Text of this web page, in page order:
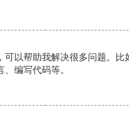
可以帮助我解决很多问题。比
编写代码等。